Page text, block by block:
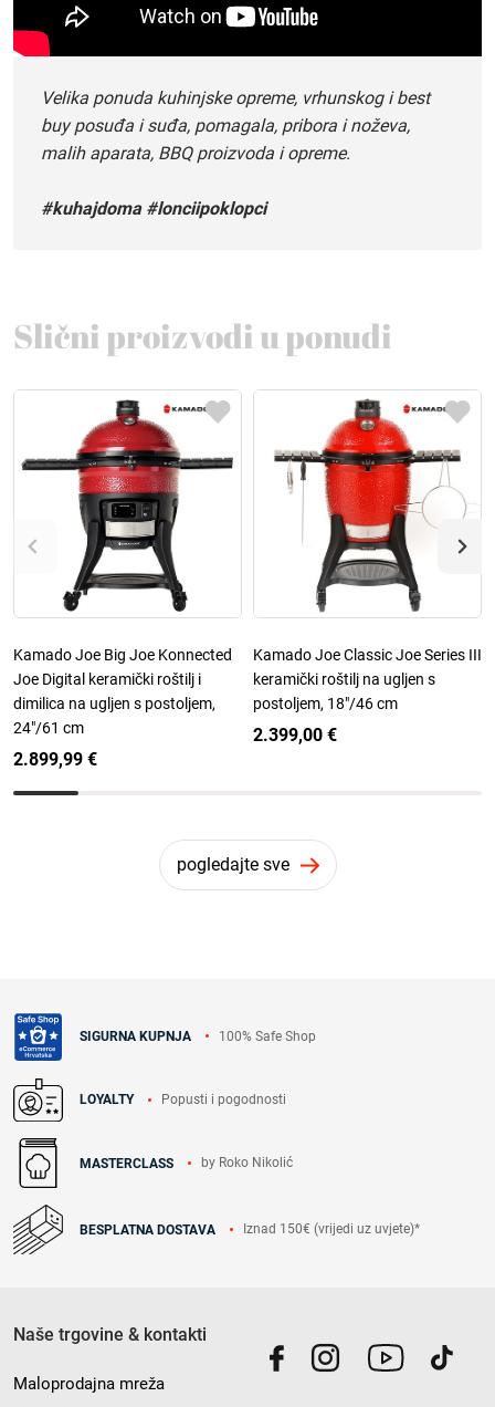
Velika ponuda kuhinjske opreme, vrhunskog i best
buy posuđa i suđa, pomagala, pribora i noževa,
malih aparata, BBQ proizvoda i opreme.
#kuhajdoma #lonciipoklopci
Slični proizvodi u ponudi
Kamado Joe Big Joe Konnected
Joe Digital keramički roštilj i
dimilica na ugljen s postoljem,
24"/61 cm
2.899,99 €
Kamado Joe Classic Joe Series III
keramički roštilj na ugljen s
postoljem, 18"/46 cm
2.399,00 €
pogledajte sve
SIGURNA KUPNJA 100% Safe Shop
LOYALTY Popusti i pogodnosti
MASTERCLASS by Roko Nikolić
BESPLATNA DOSTAVA Iznad 150€ (vrijedi uz uvjete)*
Naše trgovine & kontakti
Maloprodajna mreža